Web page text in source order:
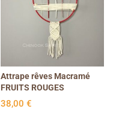
Attrape rêves Macramé
FRUITS ROUGES
38,00€